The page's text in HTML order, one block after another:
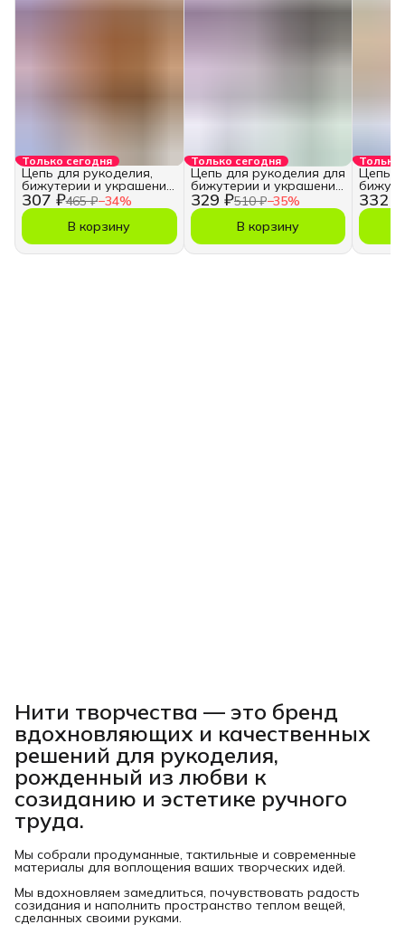
Только сегодня
307 ₽465 ₽−34%
Цепь для рукоделия,
бижутерии и украшений
3,5х5 мм.
В корзину
Только сегодня
329 ₽510 ₽−35%
Цепь для рукоделия для
бижутерии и украшений
5,5х7,5 мм.
В корзину
Только
332 ₽
Цепь
5,5х7,5
Нити творчества — это бренд
вдохновляющих и качественных
решений для рукоделия,
рожденный из любви к
созиданию и эстетике ручного
труда.
Мы собрали продуманные, тактильные и современные
материалы для воплощения ваших творческих идей.
Мы вдохновляем замедлиться, почувствовать радость
созидания и наполнить пространство теплом вещей,
сделанных своими руками.